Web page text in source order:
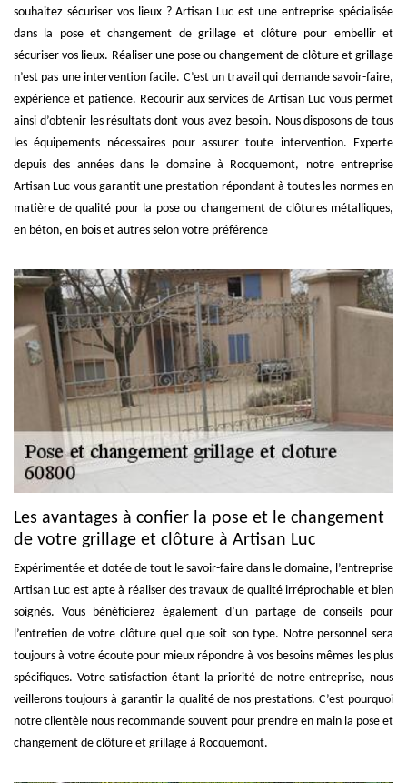
souhaitez sécuriser vos lieux ? Artisan Luc est une entreprise spécialisée
dans la pose et changement de grillage et clôture pour embellir et
sécuriser vos lieux. Réaliser une pose ou changement de clôture et grillage
n’est pas une intervention facile. C’est un travail qui demande savoir-faire,
expérience et patience. Recourir aux services de Artisan Luc vous permet
ainsi d’obtenir les résultats dont vous avez besoin. Nous disposons de tous
les équipements nécessaires pour assurer toute intervention. Experte
depuis des années dans le domaine à Rocquemont, notre entreprise
Artisan Luc vous garantit une prestation répondant à toutes les normes en
matière de qualité pour la pose ou changement de clôtures métalliques,
en béton, en bois et autres selon votre préférence
Les avantages à confier la pose et le changement
de votre grillage et clôture à Artisan Luc
Expérimentée et dotée de tout le savoir-faire dans le domaine, l’entreprise
Artisan Luc est apte à réaliser des travaux de qualité irréprochable et bien
soignés. Vous bénéficierez également d’un partage de conseils pour
l’entretien de votre clôture quel que soit son type. Notre personnel sera
toujours à votre écoute pour mieux répondre à vos besoins mêmes les plus
spécifiques. Votre satisfaction étant la priorité de notre entreprise, nous
veillerons toujours à garantir la qualité de nos prestations. C’est pourquoi
notre clientèle nous recommande souvent pour prendre en main la pose et
changement de clôture et grillage à Rocquemont.